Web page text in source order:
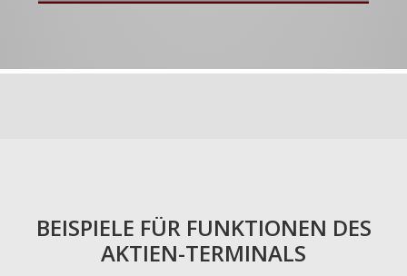
BEISPIELE FÜR FUNKTIONEN DES
AKTIEN-TERMINALS